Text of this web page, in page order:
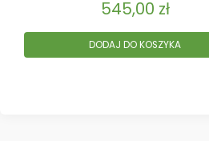
545,00 zł
DODAJ DO KOSZYKA